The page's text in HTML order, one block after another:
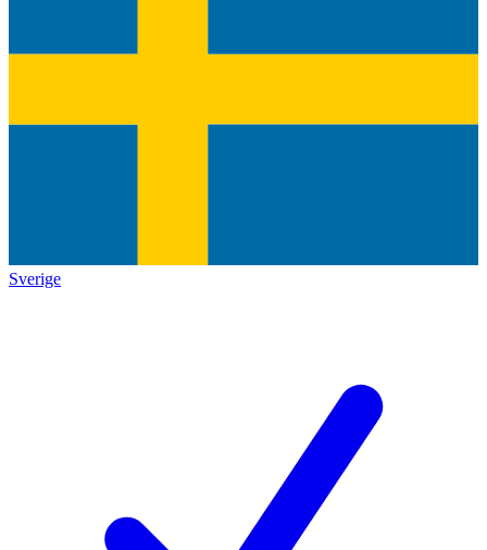
Sverige